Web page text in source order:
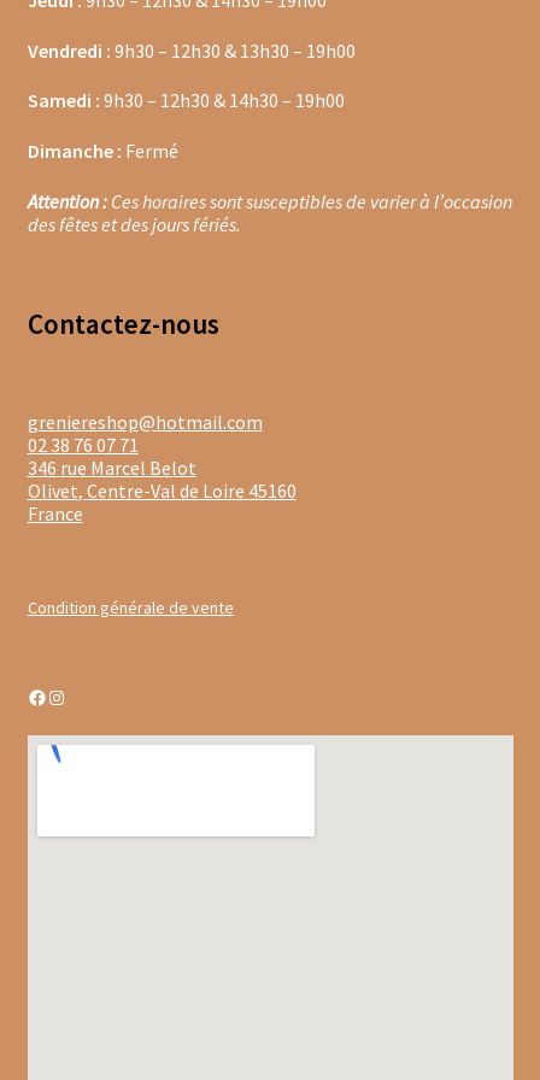
Moulins à poivre
Sels
Moulins à sel
Boissons sans alcools
Sirops
Gourmandises salées
Biscuits de chambord
Insectes comestibles
Préparations repas
Gourmandises sucrées
Vendredi : 9h30 – 12h30 & 13h30 – 19h00
Samedi : 9h30 – 12h30 & 14h30 – 19h00
Dimanche : Fermé
Attention :Ces horaires sont susceptibles de varier à l’occasion
des fêtes et des jours fériés.
Contactez-nous
greniereshop@hotmail.com
02 38 76 07 71
346 rue Marcel Belot
Olivet, Centre-Val de Loire 45160
France
Condition générale de vente
Facebook
Instagram